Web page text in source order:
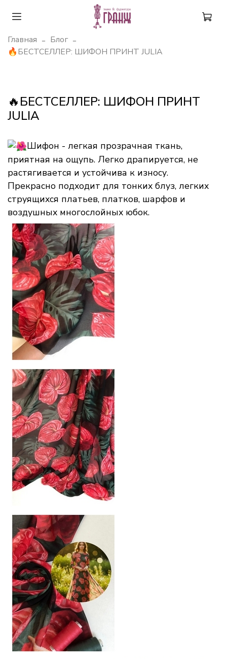
Главная
Блог
🔥БЕСТСЕЛЛЕР: ШИФОН ПРИНТ JULIA
🔥БЕСТСЕЛЛЕР: ШИФОН ПРИНТ
JULIA
Шифон - легкая прозрачная ткань,
приятная на ощупь. Легко драпируется, не
растягивается и устойчива к износу.
Прекрасно подходит для тонких блуз, легких
струящихся платьев, платков, шарфов и
воздушных многослойных юбок.